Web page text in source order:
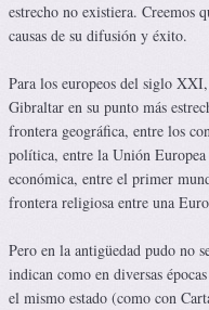
estrecho no existiera. Creemos
causas de su difusión y éxito.
Para los europeos del siglo
Gibraltar en su punto más
frontera geográfica, entre los
política, entre la Unión
económica, entre el primer
frontera religiosa entre una
Pero en la antigüedad pudo no
indican como en diversas
el mismo estado (como con